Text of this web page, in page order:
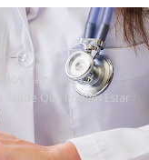
Segurança
Saúde Que Podem Estar